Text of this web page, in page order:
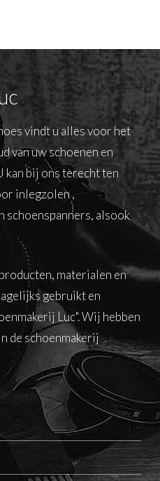
vindt u alles voor het
van uw schoenen en
kan bij ons terecht ten
inlegzolen ,
schoenspanners, alsook
materialen en
gebruikt en
Luc". Wij hebben
de schoenmakerij